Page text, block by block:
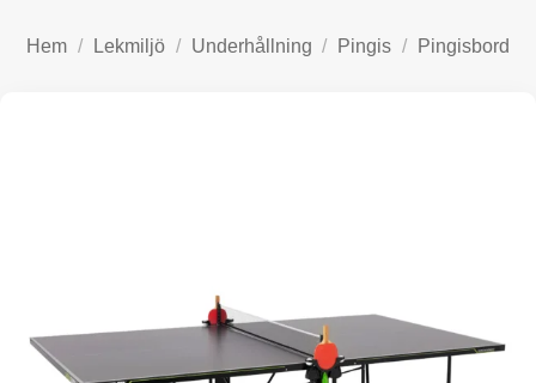
Hem / Lekmiljö / Underhållning / Pingis / Pingisbord